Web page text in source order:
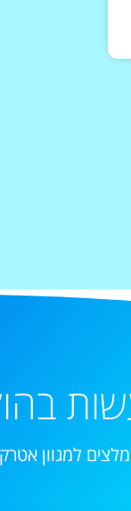
למגוון